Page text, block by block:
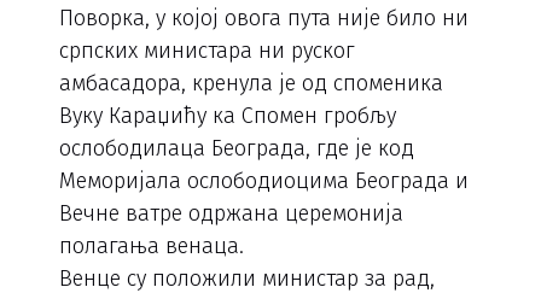
Поворка, у којој овога пута није било ни
српских министара ни руског
амбасадора, кренула је од споменика
Вуку Караџићу ка Спомен гробљу
ослободилаца Београда, где је код
Меморијала ослободиоцима Београда и
Вечне ватре одржана церемонија
полагања венаца.
Венце су положили министар за рад,